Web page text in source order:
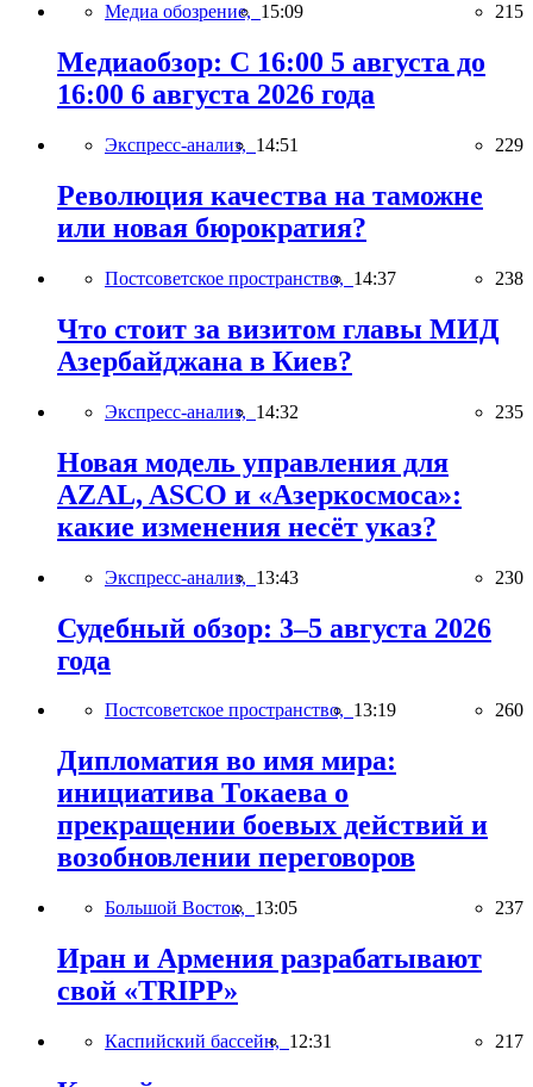
Медиа обозрение, 15:09 215
Медиаобзор: С 16:00 5 августа до
16:00 6 августа 2026 года
Экспресс-анализ, 14:51 229
Революция качества на таможне
или новая бюрократия?
Постсоветское пространство, 14:37 238
Что стоит за визитом главы МИД
Азербайджана в Киев?
Экспресс-анализ, 14:32 235
Новая модель управления для
AZAL, ASCO и «Азеркосмоса»:
какие изменения несёт указ?
Экспресс-анализ, 13:43 230
Судебный обзор: 3–5 августа 2026
года
Постсоветское пространство, 13:19 260
Дипломатия во имя мира:
инициатива Токаева о
прекращении боевых действий и
возобновлении переговоров
Большой Восток, 13:05 237
Иран и Армения разрабатывают
свой «TRIPP»
Каспийский бассейн, 12:31 217